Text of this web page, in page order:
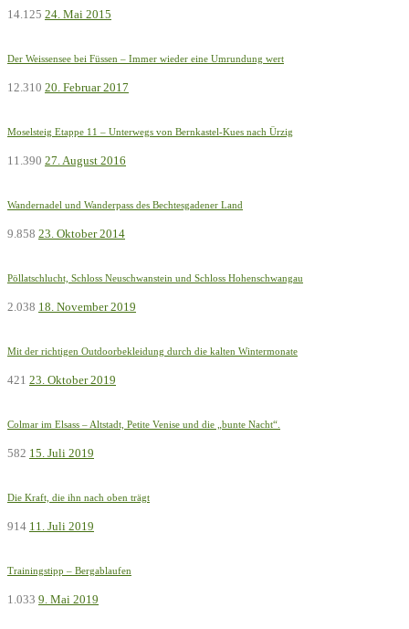
14.125 24. Mai 2015
Der Weissensee bei Füssen – Immer wieder eine Umrundung wert
12.310 20. Februar 2017
Moselsteig Etappe 11 – Unterwegs von Bernkastel-Kues nach Ürzig
11.390 27. August 2016
Wandernadel und Wanderpass des Bechtesgadener Land
9.858 23. Oktober 2014
Pöllatschlucht, Schloss Neuschwanstein und Schloss Hohenschwangau
2.038 18. November 2019
Mit der richtigen Outdoorbekleidung durch die kalten Wintermonate
421 23. Oktober 2019
Colmar im Elsass – Altstadt, Petite Venise und die „bunte Nacht“.
582 15. Juli 2019
Die Kraft, die ihn nach oben trägt
914 11. Juli 2019
Trainingstipp – Bergablaufen
1.033 9. Mai 2019